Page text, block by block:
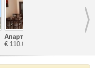
Апартаменти
Зефира
€ 110.00